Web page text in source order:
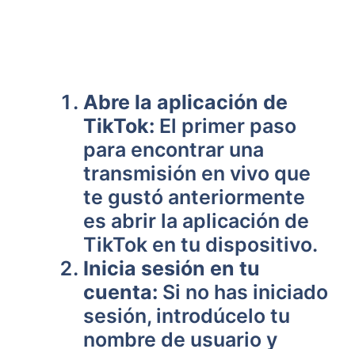
Abre la aplicación de
TikTok: El primer paso
para encontrar una
transmisión en vivo que
te gustó anteriormente
es abrir la aplicación de
TikTok en tu dispositivo.
Inicia sesión en tu
cuenta: Si no has iniciado
sesión, introdúcelo tu
nombre de usuario y